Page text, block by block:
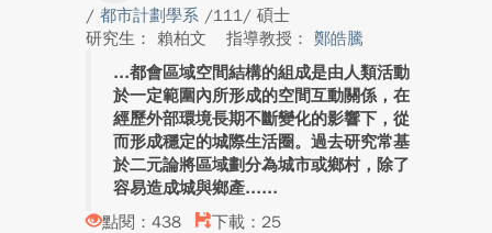
/ 都市計劃學系 /111/ 碩士
研究生： 賴柏文
指導教授： 鄭皓騰
都會區域空間結構的組成是由人類活動
於一定範圍內所形成的空間互動關係，在
經歷外部環境長期不斷變化的影響下，從
而形成穩定的城際生活圈。過去研究常基
於二元論將區域劃分為城市或鄉村，除了
容易造成城與鄉產...
點閱：438
下載：25